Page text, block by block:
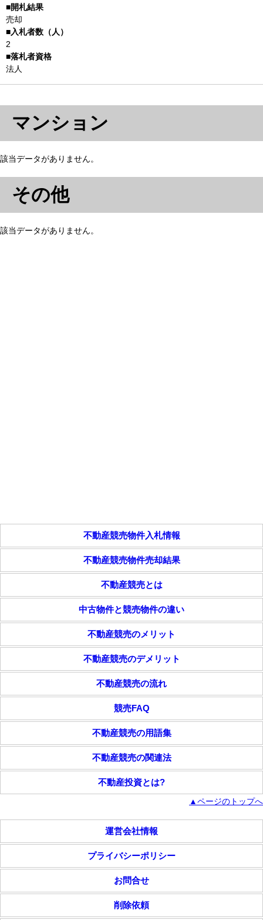
売却
2
法人
マンション
該当データがありません。
その他
該当データがありません。
不動産競売物件入札情報
不動産競売物件売却結果
不動産競売とは
中古物件と競売物件の違い
不動産競売のメリット
不動産競売のデメリット
不動産競売の流れ
競売FAQ
不動産競売の用語集
不動産競売の関連法
不動産投資とは?
▲ページのトップへ
運営会社情報
プライバシーポリシー
お問合せ
削除依頼